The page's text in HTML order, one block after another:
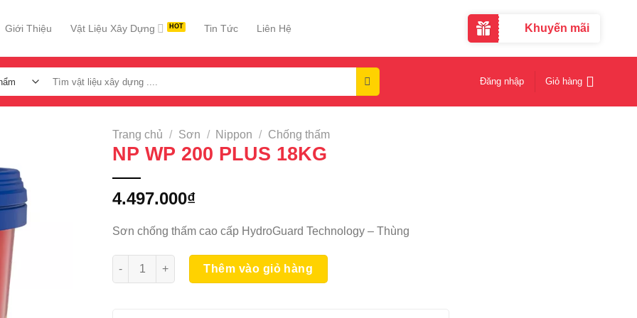
Giới Thiệu Vật Liệu Xây Dựng Tin Tức Liên Hệ Khuyến mãi
kiếm:
Đăng nhập Giỏ hàng
Trang chủ / Sơn / Nippon / Chống thấm
NP WP 200 PLUS 18KG
4.497.000₫
Sơn chống thấm cao cấp HydroGuard Technology – Thùng
NP WP 200 PLUS 18KG số lượng
Thêm vào giỏ hàng